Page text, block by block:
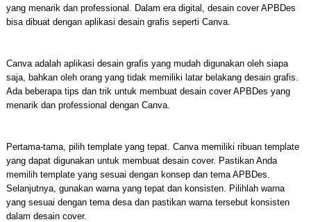
yang menarik dan professional. Dalam era digital, desain cover APBDes
bisa dibuat dengan aplikasi desain grafis seperti Canva.
Canva adalah aplikasi desain grafis yang mudah digunakan oleh siapa
saja, bahkan oleh orang yang tidak memiliki latar belakang desain grafis.
Ada beberapa tips dan trik untuk membuat desain cover APBDes yang
menarik dan professional dengan Canva.
Pertama-tama, pilih template yang tepat. Canva memiliki ribuan template
yang dapat digunakan untuk membuat desain cover. Pastikan Anda
memilih template yang sesuai dengan konsep dan tema APBDes.
Selanjutnya, gunakan warna yang tepat dan konsisten. Pilihlah warna
yang sesuai dengan tema desa dan pastikan warna tersebut konsisten
dalam desain cover.